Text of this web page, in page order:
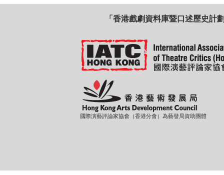
「香港戲劇資料庫暨口述歷史計
國際演藝評論家協會（香港分會）為藝發局資助團體